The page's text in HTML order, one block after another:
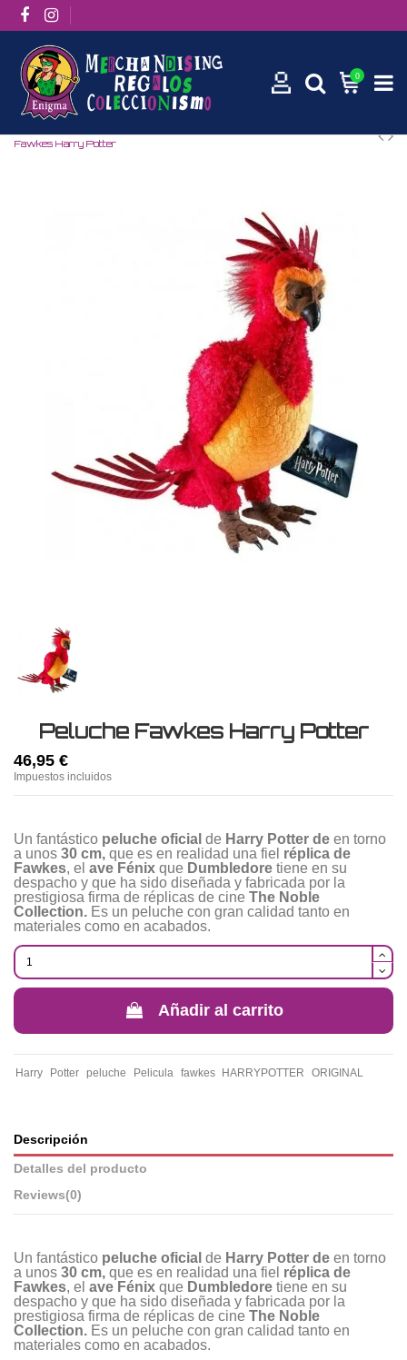
0
Fawkes Harry Potter
Peluche Fawkes Harry Potter
46,95 €
Impuestos incluidos
Un fantástico peluche oficial de Harry Potter de en torno
a unos 30 cm, que es en realidad una fiel réplica de
Fawkes, el ave Fénix que Dumbledore tiene en su
despacho y que ha sido diseñada y fabricada por la
prestigiosa firma de réplicas de cine The Noble
Collection. Es un peluche con gran calidad tanto en
materiales como en acabados.
Añadir al carrito
Harry Potter peluche Pelicula fawkes HARRYPOTTER ORIGINAL
Descripción
Detalles del producto
Reviews(0)
Un fantástico peluche oficial de Harry Potter de en torno
a unos 30 cm, que es en realidad una fiel réplica de
Fawkes, el ave Fénix que Dumbledore tiene en su
despacho y que ha sido diseñada y fabricada por la
prestigiosa firma de réplicas de cine The Noble
Collection. Es un peluche con gran calidad tanto en
materiales como en acabados.